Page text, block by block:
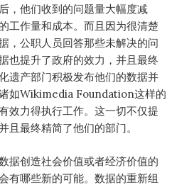
，他们收到的问题量大幅度减
工作量和成本。而且因为很清楚
，公职人员回答那些未解决的问
也提升了政府的效力，并且最终
遗产部门积极发布他们的数据并
如Wikimedia Foundation这样的
效力得执行工作。这一切不仅提
且最终精简了他们的部门。
据创造社会价值或者经济价值的
有哪些新的可能。数据的重新组